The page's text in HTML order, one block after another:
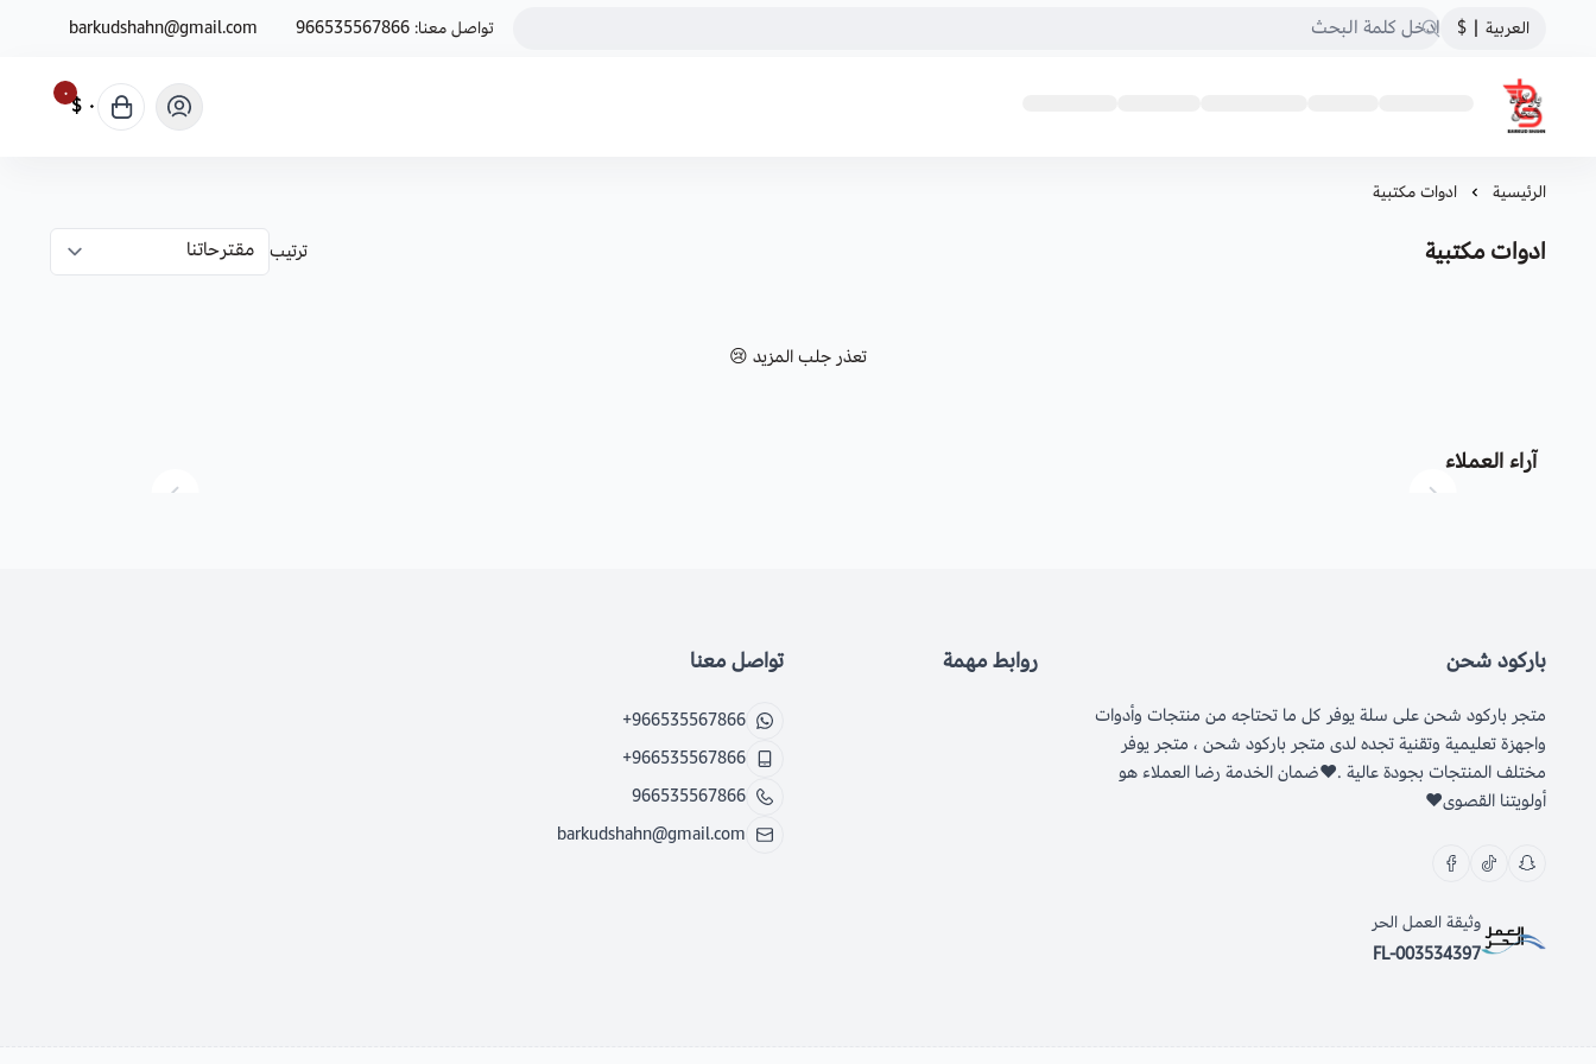
العربية |
$ تواصل معنا:966535567866
barkudshahn@gmail.com
باركود شحن
٠ ٠ $
الرئيسية ادوات مكتبية
ادوات مكتبية ترتيب
تعذر جلب المزيد 😢
آراء العملاء
باركود شحن
متجر باركود شحن على سلة يوفر كل ما تحتاجه من منتجات وأدوات
واجهزة تعليمية وتقنية تجده لدى متجر باركود شحن ، متجر يوفر
مختلف المنتجات بجودة عالية .❤ضمان الخدمة رضا العملاء هو
أولويتنا القصوى❤
وثيقة العمل الحر
FL-003534397
روابط مهمة تواصل معنا
+966535567866
+966535567866
966535567866
barkudshahn@gmail.com